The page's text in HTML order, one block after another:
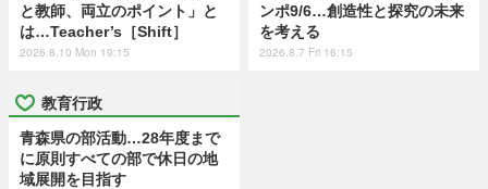
と教師、両立のポイント」と
は…Teacher’s［Shift］
2026.8.10 Mon 19:15
ンポ9/6…創造性と探究の未来
を考える
2026.8.7 Fri 16:15
教育行政
青森県の部活動…28年度まで
に原則すべての部で休日の地
域展開を目指す